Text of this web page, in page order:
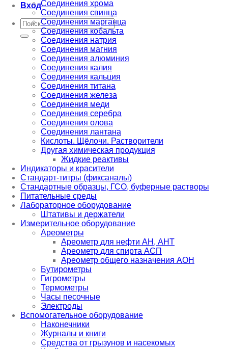
Вход
Искать:
Соединения хрома
Соединения свинца
Соединения марганца
Соединения кобальта
Соединения натрия
Соединения магния
Соединения алюминия
Соединения калия
Соединения кальция
Соединения титана
Соединения железа
Соединения меди
Соединения серебра
Соединения олова
Соединения лантана
Кислоты. Щёлочи. Растворители
Другая химическая продукция
Жидкие реактивы
Индикаторы и красители
Стандарт-титры (фиксаналы)
Стандартные образцы, ГСО, буферные растворы
Питательные среды
Лабораторное оборудование
Штативы и держатели
Измерительное оборудование
Ареометры
Ареометр для нефти АН, АНТ
Ареометр для спирта АСП
Ареометр общего назначения АОН
Бутирометры
Гигрометры
Термометры
Часы песочные
Электроды
Вспомогательное оборудование
Наконечники
Журналы и книги
Средства от грызунов и насекомых